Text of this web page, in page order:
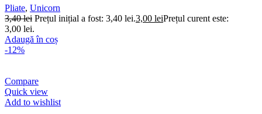
Pliate, Unicorn
3,40lei Prețul inițial a fost: 3,40 lei.3,00 leiPrețul curent este:
3,00 lei.
Adaugă în coș
-12%
Compare
Quick view
Add to wishlist